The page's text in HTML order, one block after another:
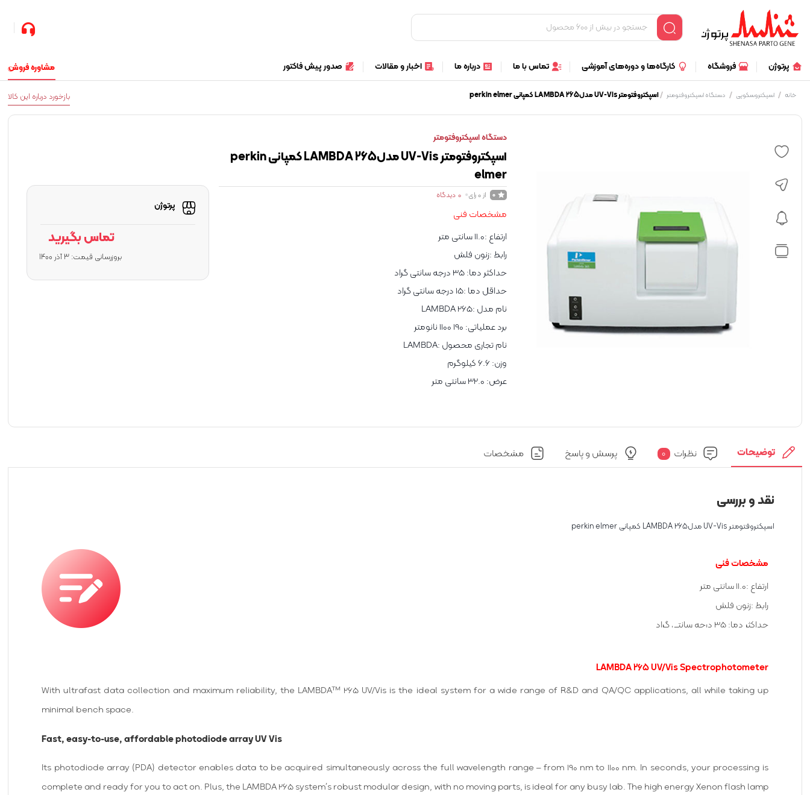
پرتوژن فروشگاه کارگاه‌ها و دوره‌های آموزشی تماس با ما درباره ما اخبار و مقالات صدور پیش فاکتور مشاوره فروش
بازخورد درباره این کالا خانه / اسپکتروسکوپی / دستگاه اسپکتروفتومتر /اسپکتروفتومتر UV-Vis مدلLAMBDA 265 کمپانی perkin elmer
دستگاه اسپکتروفتومتر
اسپکتروفتومتر UV-Vis مدلLAMBDA 265 کمپانی perkin
elmer
0 از 0 رای 0 دیدگاه
مشخصات فنی
ارتفاع :11.0 سانتی متر
رابط :زنون فلش
حداکثر دما: 35 درجه سانتی گراد
حداقل دما :15 درجه سانتی گراد
نام مدل :LAMBDA 265
برد عملیاتی: 190 1100 نانومتر
نام تجاری محصول :LAMBDA
وزن: 6.6 کیلوگرم
عرض: 32.0 سانتی متر
پرتوژن
تماس بگیرید
بروزرسانی قیمت: 3 آذر 1400
توضیحات نظرات 0 پرسش و پاسخ مشخصات
نقد و بررسی
اسپکتروفتومتر UV-Vis مدلLAMBDA 265 کمپانی perkin elmer
مشخصات فنی
ارتفاع :11.0 سانتی متر
رابط :زنون فلش
حداکثر دما: 35 درجه سانتی گراد
نام مدل :LAMBDA 265
LAMBDA 265 UV/Vis Spectrophotometer
With ultrafast data collection and maximum reliability, the LAMBDA™ 265 UV/Vis is the ideal system for a wide range of R&D and QA/QC applications, all while taking up
minimal bench space.
Fast, easy-to-use, affordable photodiode array UV Vis
Its photodiode array (PDA) detector enables data to be acquired simultaneously across the full wavelength range – from 190 nm to 1100 nm. In seconds, your processing is
complete and ready for you to act on. Plus, the LAMBDA 265 system’s robust modular design, with no moving parts, is ideal for any busy lab. The high energy Xenon flash lamp